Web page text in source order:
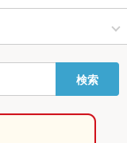
さいませ ※駐車券サー
検索